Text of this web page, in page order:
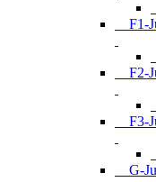
F1-
F2-
F3-
G-